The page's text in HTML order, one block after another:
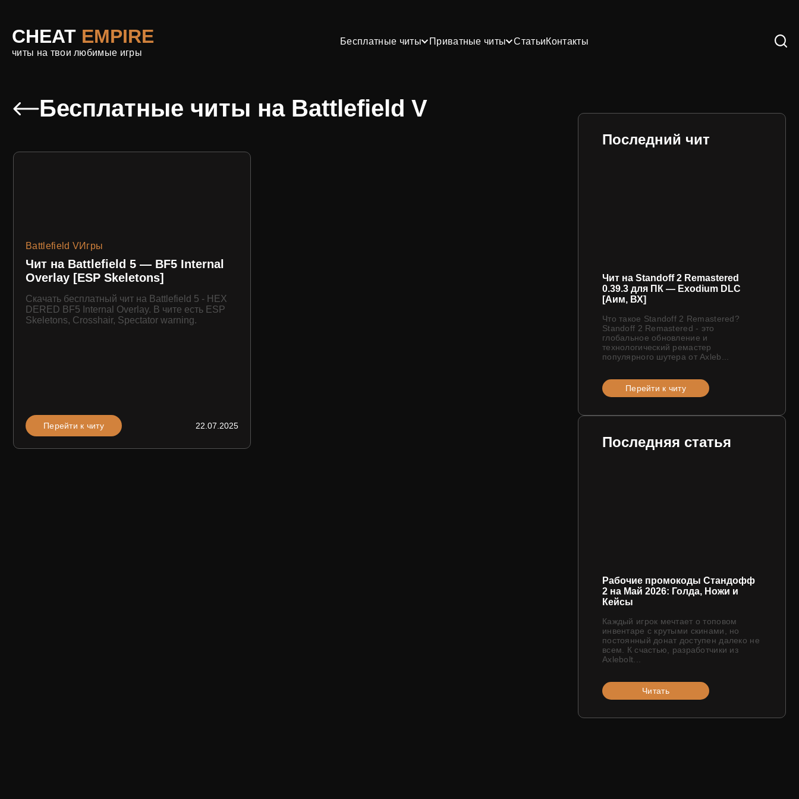
CHEAT EMPIRE
читы на твои любимые игры
Бесплатные читы Приватные читы СтатьиКонтакты
Бесплатные читы на Battlefield V
Battlefield VИгры
Чит на Battlefield 5 — BF5 Internal
Overlay [ESP Skeletons]
Скачать бесплатный чит на Battlefield 5 - HEX
DERED BF5 Internal Overlay. В чите есть ESP
Skeletons, Crosshair, Spectator warning.
Перейти к читу 22.07.2025
Последний чит
Чит на Standoff 2 Remastered
0.39.3 для ПК — Exodium DLC
[Аим, ВХ]
Что такое Standoff 2 Remastered?
Standoff 2 Remastered - это
глобальное обновление и
технологический ремастер
популярного шутера от Axleb...
Перейти к читу
Последняя статья
Рабочие промокоды Стандофф
2 на Май 2026: Голда, Ножи и
Кейсы
Каждый игрок мечтает о топовом
инвентаре с крутыми скинами, но
постоянный донат доступен далеко не
всем. К счастью, разработчики из
Axlebolt...
Читать